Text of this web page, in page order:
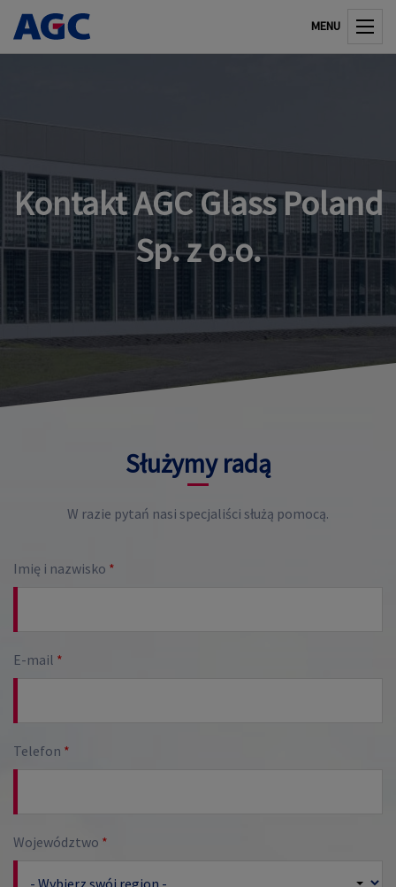
MENU
Kontakt AGC Glass Poland
Sp. z o.o.
Służymy radą
W razie pytań nasi specjaliści służą pomocą.
Imię i nazwisko *
E-mail *
Telefon *
Województwo *